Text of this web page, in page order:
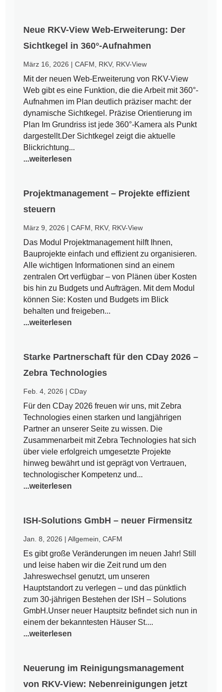
Neue RKV-View Web-Erweiterung: Der
Sichtkegel in 360°-Aufnahmen
März 16, 2026 |CAFM RKV, RKV-View
Mit der neuen Web-Erweiterung von RKV-View
Web gibt es eine Funktion, die die Arbeit mit 360°-
Aufnahmen im Plan deutlich präziser macht: der
dynamische Sichtkegel. Präzise Orientierung im
Plan Im Grundriss ist jede 360°-Kamera als Punkt
dargestellt.Der Sichtkegel zeigt die aktuelle
Blickrichtung...
...weiterlesen
Projektmanagement – Projekte effizient
steuern
März 9, 2026 |CAFM RKV, RKV-View
Das Modul Projektmanagement hilft Ihnen,
Bauprojekte einfach und effizient zu organisieren.
Alle wichtigen Informationen sind an einem
zentralen Ort verfügbar – von Plänen über Kosten
bis hin zu Budgets und Aufträgen. Mit dem Modul
können Sie: Kosten und Budgets im Blick
behalten und freigeben...
...weiterlesen
Starke Partnerschaft für den CDay 2026 –
Zebra Technologies
Feb. 4, 2026 |CDay
Für den CDay 2026 freuen wir uns, mit Zebra
Technologies einen starken und langjährigen
Partner an unserer Seite zu wissen. Die
Zusammenarbeit mit Zebra Technologies hat sich
über viele erfolgreich umgesetzte Projekte
hinweg bewährt und ist geprägt von Vertrauen,
technologischer Kompetenz und...
...weiterlesen
ISH-Solutions GmbH – neuer Firmensitz
Jan. 8, 2026 |Allgemein ,CAFM
Es gibt große Veränderungen im neuen Jahr! Still
und leise haben wir die Zeit rund um den
Jahreswechsel genutzt, um unseren
Hauptstandort zu verlegen – und das pünktlich
zum 30-jährigen Bestehen der ISH – Solutions
GmbH.Unser neuer Hauptsitz befindet sich nun in
einem der bekanntesten Häuser St....
...weiterlesen
Neuerung im Reinigungsmanagement
von RKV-View: Nebenreinigungen jetzt